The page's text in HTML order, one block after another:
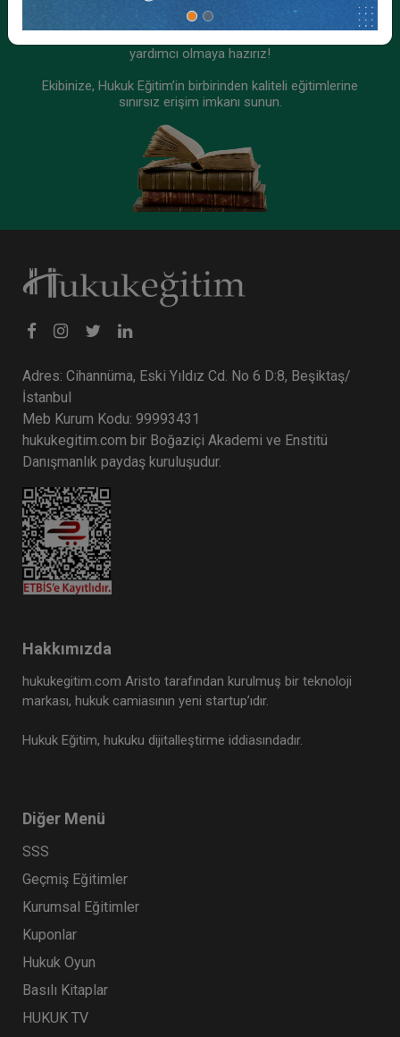
Miras Hukuku - 1 - IV. Medeni Hukuk Kongresi -
Sepete Ekle
Tüketici Hukuku Enstitüsü
IV. Medeni Hukuk Kongresi - Tüm Oturumlar (11
Oturum)
2160 TL
Tüketici Hukuku Enstitüsü
Medeni Hukuk Kongresi - VIII. Oturum
360 TL
Tüketici Hukuku Enstitüsü
yardımcı olmaya hazırız!
Ekibinize, Hukuk Eğitim’in birbirinden kaliteli eğitimlerine
sınırsız erişim imkanı sunun.
Adres: Cihannüma, Eski Yıldız Cd. No 6 D:8, Beşiktaş/
İstanbul
Meb Kurum Kodu: 99993431
hukukegitim.com bir Boğaziçi Akademi ve Enstitü
Danışmanlık paydaş kuruluşudur.
Hakkımızda
hukukegitim.com Aristo tarafından kurulmuş bir teknoloji
markası, hukuk camiasının yeni startup’ıdır.
Hukuk Eğitim, hukuku dijitalleştirme iddiasındadır.
Diğer Menü
SSS
Geçmiş Eğitimler
Kurumsal Eğitimler
Kuponlar
Hukuk Oyun
Basılı Kitaplar
HUKUK TV